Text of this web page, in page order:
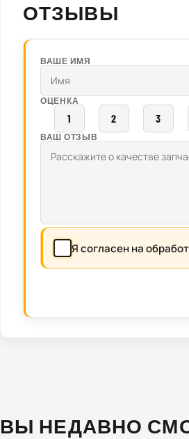
ОТЗЫВЫ
ВАШЕ ИМЯ
ОЦЕНКА
1 2 3
ВАШ ОТЗЫВ
Я согласен на
ВЫ НЕДАВНО